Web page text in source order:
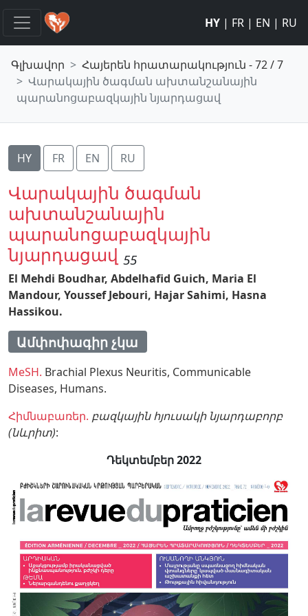
HY | FR | EN | RU
Գլխավոր
Հայերեն հրատարակություն - 72 / 7
Վարակային ծագման ախտանշանային
պարանոցաբազկային նյարդացավ
HY FR EN RU
Վարակային ծագման
ախտանշանային
պարանոցաբազկային
նյարդացավ 55
El Mehdi Boudhar, Abdelhafid Guich, Maria El
Mandour, Youssef Jebouri, Hajar Sahimi, Hasna
Hassikou.
Ամփոփագիր չկա
MeSH. Brachial Plexus Neuritis, Communicable
Diseases, Humans.
Հիմնաբառեր. բազկային հյուսակի նյարդաբորբ
(նևրիտ):
Դեկտեմբեր 2022